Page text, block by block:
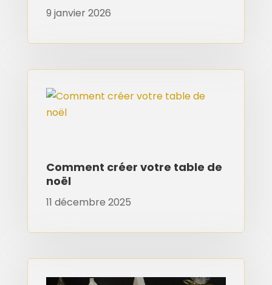
9 janvier 2026
Comment créer votre table de
noël
11 décembre 2025